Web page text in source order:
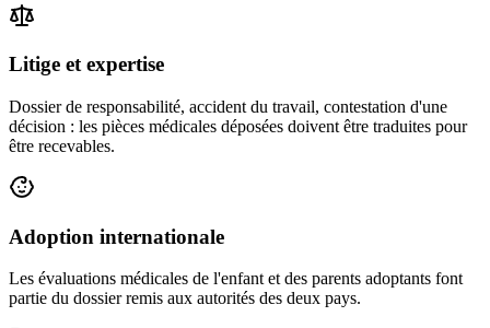
Litige et expertise
Dossier de responsabilité, accident du travail, contestation d'une
décision : les pièces médicales déposées doivent être traduites pour
être recevables.
Adoption internationale
Les évaluations médicales de l'enfant et des parents adoptants font
partie du dossier remis aux autorités des deux pays.